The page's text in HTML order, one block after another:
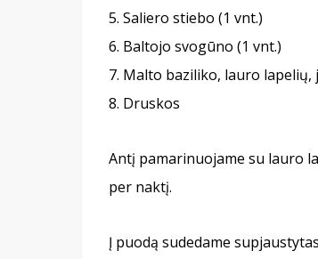
Saliero stiebo (1 vnt.)
Baltojo svogūno (1 vnt.)
Malto baziliko, lauro
Druskos
Antį pamarinuojame su lauro
per naktį.
Į puodą sudedame